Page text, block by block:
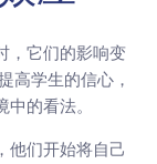
，它们的影响变
高学生的信心，
的看法。
他们开始将自己